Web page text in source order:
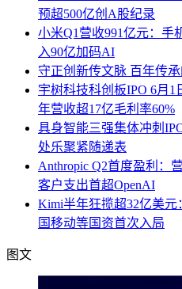
预超500亿创A股纪录
小米Q1营收991亿元：手
入90亿加码AI
守正创新传文脉 百年传
宇树科技科创板IPO 6月1
年营收超17亿毛利率60%
具身智能三强集体冲刺
处乐聚紧随递表
Anthropic Q2首度盈利：
客户支出首超OpenAI
Kimi半年狂揽超32亿美
国移动等国资首次入局
图文